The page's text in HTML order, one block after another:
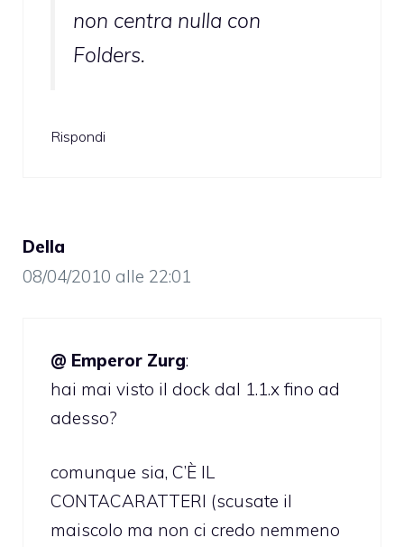
non centra nulla con
Folders.
Rispondi
Della
08/04/2010 alle 22:01
@ Emperor Zurg:
hai mai visto il dock dal 1.1.x fino ad
adesso?
comunque sia, C’È IL
CONTACARATTERI (scusate il
maiscolo ma non ci credo nemmeno